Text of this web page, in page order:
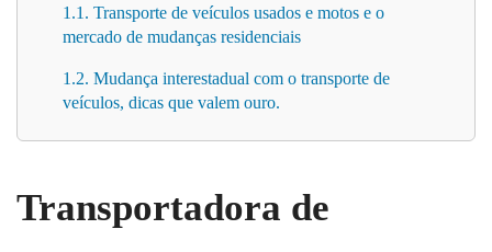
1.1. Transporte de veículos usados e motos e o
mercado de mudanças residenciais
1.2. Mudança interestadual com o transporte de
veículos, dicas que valem ouro.
Transportadora de